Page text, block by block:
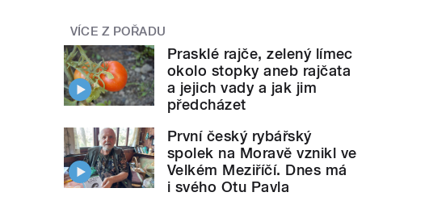
VÍCE Z POŘADU
Prasklé rajče, zelený límec
okolo stopky aneb rajčata
a jejich vady a jak jim
předcházet
První český rybářský
spolek na Moravě vznikl ve
Velkém Meziříčí. Dnes má
i svého Otu Pavla